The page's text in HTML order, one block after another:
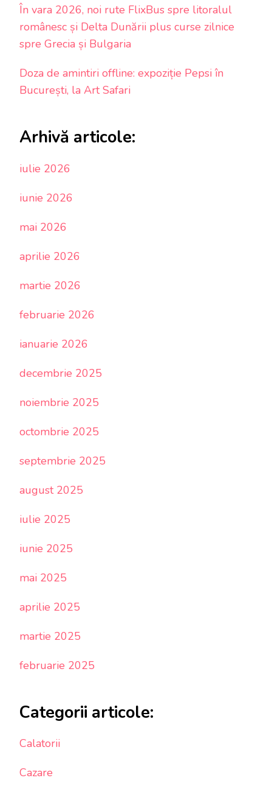
În vara 2026, noi rute FlixBus spre litoralul
românesc și Delta Dunării plus curse zilnice
spre Grecia și Bulgaria
Doza de amintiri offline: expoziție Pepsi în
București, la Art Safari
Arhivă articole:
iulie 2026
iunie 2026
mai 2026
aprilie 2026
martie 2026
februarie 2026
ianuarie 2026
decembrie 2025
noiembrie 2025
octombrie 2025
septembrie 2025
august 2025
iulie 2025
iunie 2025
mai 2025
aprilie 2025
martie 2025
februarie 2025
Categorii articole:
Calatorii
Cazare